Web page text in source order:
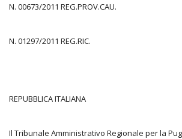
N. 00673/2011 REG.PROV.CAU.
N. 01297/2011 REG.RIC.
REPUBBLICA ITALIANA
Il Tribunale Amministrativo Regionale per la